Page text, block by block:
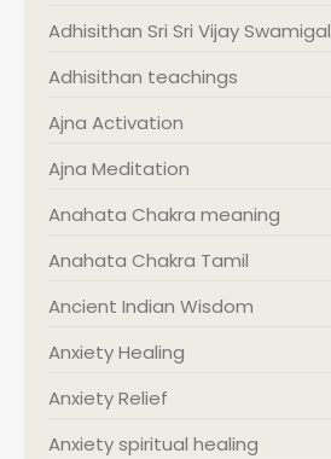
Adhisithan Sri Sri Vijay Swamigal
Adhisithan teachings
Ajna Activation
Ajna Meditation
Anahata Chakra meaning
Anahata Chakra Tamil
Ancient Indian Wisdom
Anxiety Healing
Anxiety Relief
Anxiety spiritual healing